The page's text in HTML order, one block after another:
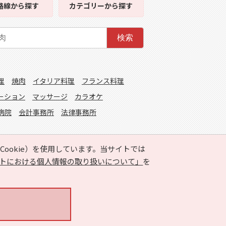
）を使用しています。当サイトでは
における個人情報の取り扱いについて」 を
線から探す カテゴリーから探す
検索
焼肉 イタリア料理
フランス料理
ション マッサージ
カラオケ
院 会計事務所 法律事務所